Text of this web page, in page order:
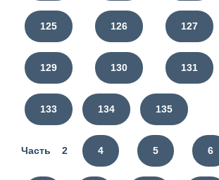
125 126 127
129 130 131
133 134 135
Часть 2 4 5 6